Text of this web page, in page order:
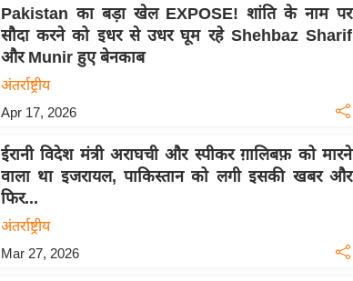
Pakistan का बड़ा खेल EXPOSE! शांति के नाम पर
सौदा करने को इधर से उधर घूम रहे Shehbaz Sharif
और Munir हुए बेनकाब
अंतर्राष्ट्रीय
Apr 17, 2026
ईरानी विदेश मंत्री अराघची और स्पीकर ग़ालिबफ़ को मारने
वाला था इजरायल, पाकिस्तान को लगी इसकी खबर और
फिर...
अंतर्राष्ट्रीय
Mar 27, 2026